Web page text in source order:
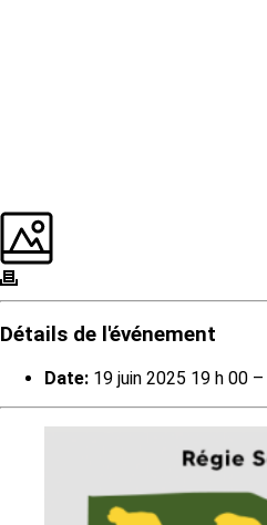
Détails de l'événement
Date: 19 juin 2025 19 h 00 –